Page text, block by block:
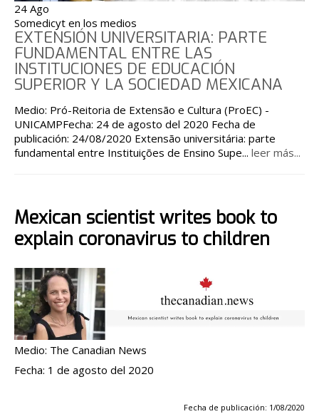
24 Ago
Somedicyt en los medios
EXTENSIÓN UNIVERSITARIA: PARTE
FUNDAMENTAL ENTRE LAS
INSTITUCIONES DE EDUCACIÓN
SUPERIOR Y LA SOCIEDAD MEXICANA
Medio: Pró-Reitoria de Extensão e Cultura (ProEC) -
UNICAMPFecha: 24 de agosto del 2020 Fecha de
publicación: 24/08/2020 Extensão universitária: parte
fundamental entre Instituições de Ensino Supe... leer más...
Mexican scientist writes book to
explain coronavirus to children
Medio: The Canadian News
Fecha: 1 de agosto del 2020
Fecha de publicación: 1/08/2020